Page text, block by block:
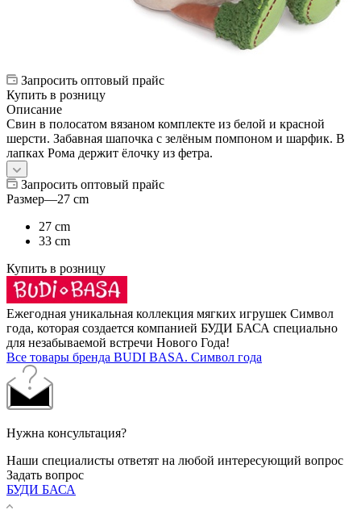
Запросить оптовый прайс
Купить в розницу
Описание
Свин в полосатом вязаном комплекте из белой и красной
шерсти. Забавная шапочка с зелёным помпоном и шарфик. В
лапках Рома держит ёлочку из фетра.
Запросить оптовый прайс
Размер—27 cm
27 cm
33 cm
Купить в розницу
Ежегодная уникальная коллекция мягких игрушек Символ
года, которая создается компанией БУДИ БАСА специально
для незабываемой встречи Нового Года!
Все товары бренда BUDI BASA. Символ года
Нужна консультация?
Наши специалисты ответят на любой интересующий вопрос
Задать вопрос
БУДИ БАСА